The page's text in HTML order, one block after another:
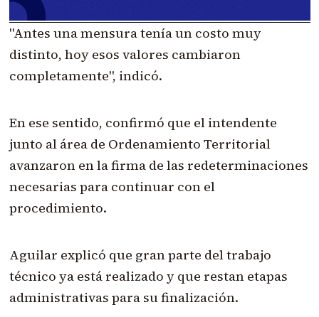
"Antes una mensura tenía un costo muy
distinto, hoy esos valores cambiaron
completamente", indicó.
En ese sentido, confirmó que el intendente
junto al área de Ordenamiento Territorial
avanzaron en la firma de las redeterminaciones
necesarias para continuar con el
procedimiento.
Aguilar explicó que gran parte del trabajo
técnico ya está realizado y que restan etapas
administrativas para su finalización.